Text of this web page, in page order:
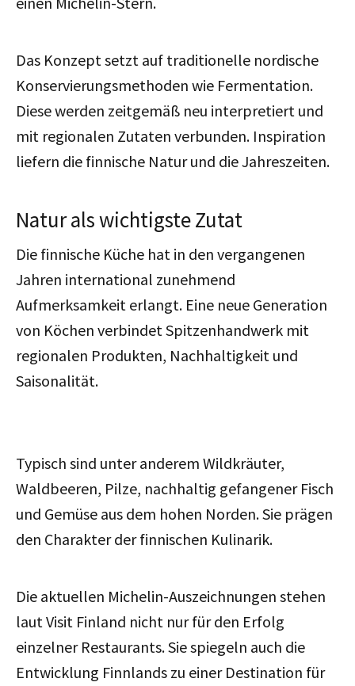
Das Konzept setzt auf traditionelle nordische
Konservierungsmethoden wie Fermentation.
Diese werden zeitgemäß neu interpretiert und
mit regionalen Zutaten verbunden. Inspiration
liefern die finnische Natur und die Jahreszeiten.
Natur als wichtigste Zutat
Die finnische Küche hat in den vergangenen
Jahren international zunehmend
Aufmerksamkeit erlangt. Eine neue Generation
von Köchen verbindet Spitzenhandwerk mit
regionalen Produkten, Nachhaltigkeit und
Saisonalität.
Typisch sind unter anderem Wildkräuter,
Waldbeeren, Pilze, nachhaltig gefangener Fisch
und Gemüse aus dem hohen Norden. Sie prägen
den Charakter der finnischen Kulinarik.
Die aktuellen Michelin-Auszeichnungen stehen
laut Visit Finland nicht nur für den Erfolg
einzelner Restaurants. Sie spiegeln auch die
Entwicklung Finnlands zu einer Destination für